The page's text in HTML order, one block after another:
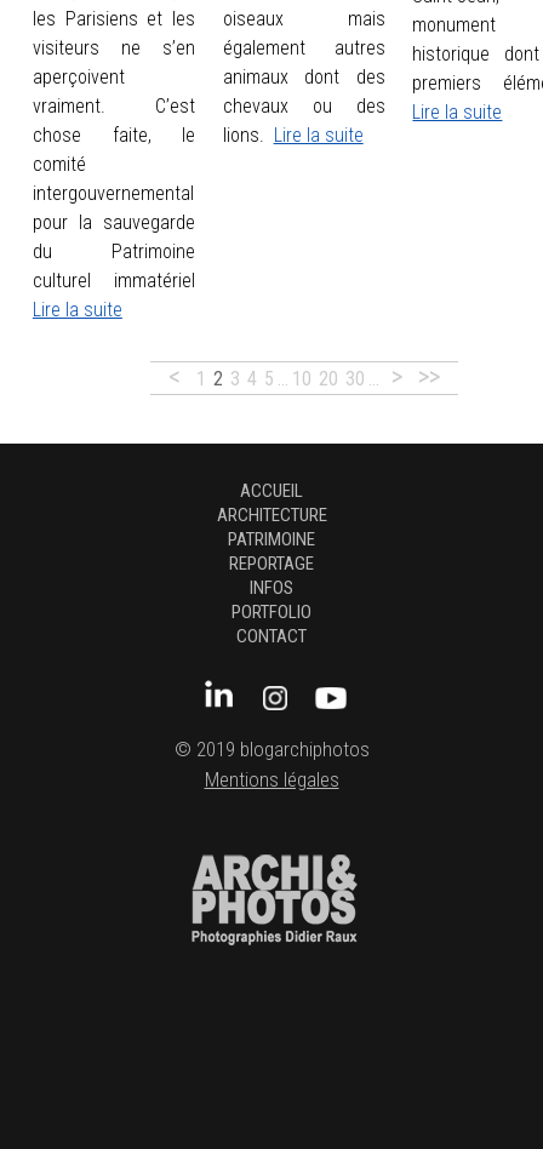
les Parisiens et les
visiteurs ne s’en
aperçoivent
vraiment. C’est
chose faite, le
comité
intergouvernemental
pour la sauvegarde
du Patrimoine
culturel immatériel
Lire la suite
oiseaux mais
également autres
animaux dont des
chevaux ou des
lions. Lire la suite
monument
historique
premiers
Lire la suite
< 1 2 3 4 5 10 20 30 > >>
ACCUEIL
ARCHITECTURE
PATRIMOINE
REPORTAGE
INFOS
PORTFOLIO
CONTACT
© 2019 blogarchiphotos
Mentions légales